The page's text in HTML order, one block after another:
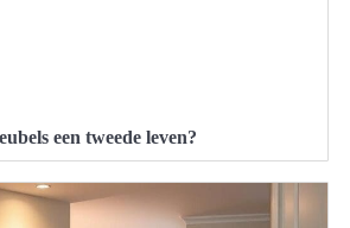
een tweede leven?